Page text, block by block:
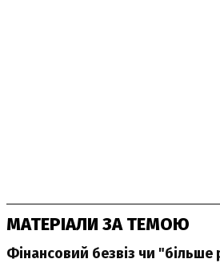
МАТЕРІАЛИ ЗА ТЕМОЮ
Фінансовий безвіз чи "більше